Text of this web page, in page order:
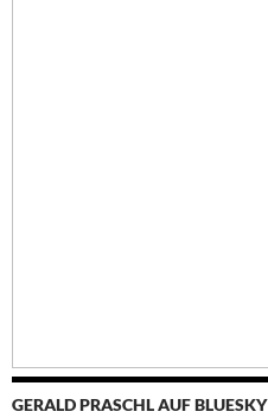
GERALD PRASCHL AUF BLUESKY